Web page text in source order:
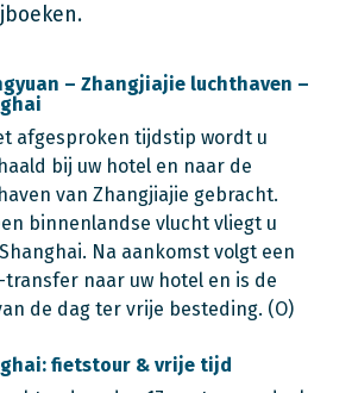
– Zhangjiajie luchthaven –
afgesproken tijdstip wordt u
bij uw hotel en naar de
van Zhangjiajie gebracht.
binnenlandse vlucht vliegt u
Na aankomst volgt een
transfer naar uw hotel en is de
de dag ter vrije besteding. (O)
fietstour & vrije tijd